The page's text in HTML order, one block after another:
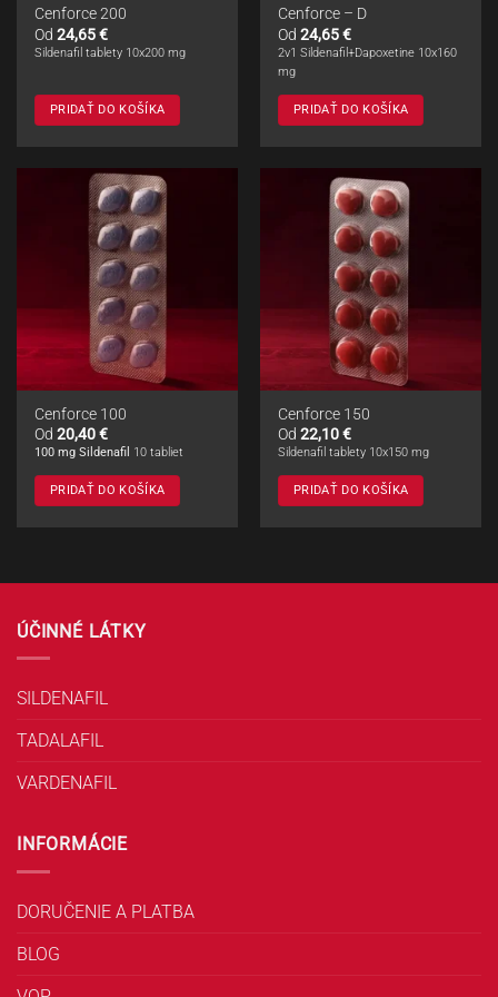
Cenforce 200
Od24,65€
Sildenafil tablety 10x200 mg
PRIDAŤ DO KOŠÍKA
Cenforce – D
Od24,65€
2v1 Sildenafil+Dapoxetine 10x160
mg
PRIDAŤ DO KOŠÍKA
Cenforce 100
Od20,40€
100 mg Sildenafil 10 tabliet
PRIDAŤ DO KOŠÍKA
Cenforce 150
Od22,10€
Sildenafil tablety 10x150 mg
PRIDAŤ DO KOŠÍKA
ÚČINNÉ LÁTKY
SILDENAFIL
TADALAFIL
VARDENAFIL
INFORMÁCIE
DORUČENIE A PLATBA
BLOG